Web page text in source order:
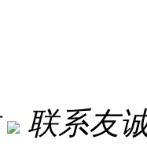
联系友